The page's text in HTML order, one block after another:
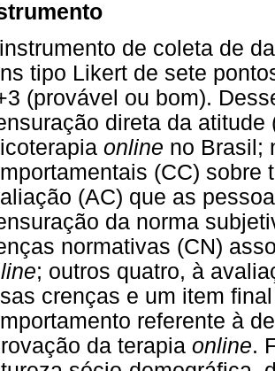
de coleta de
tipo Likert de sete
(provável ou bom).
direta da atitude
online no Brasil;
(CC) sobre
(AC) que as
da norma
normativas (CN)
; outros quatro, à
crenças e um item
referente à
da terapia online.